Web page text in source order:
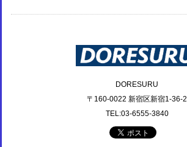
DORESURU
〒160-0022 新宿区新宿1-36-2
TEL:03-6555-3840